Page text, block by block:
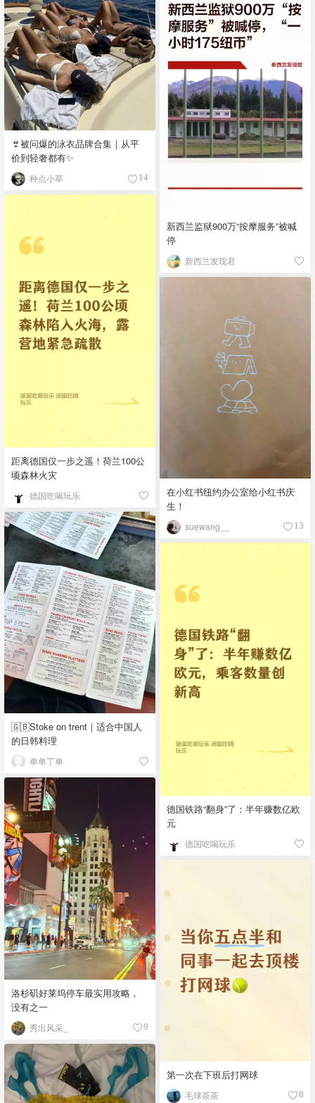
👙被问爆的泳衣品牌合集｜从平
价到轻奢都有✨
种点小草 14
新西兰监狱900万“按摩服务”被喊
停
新西兰发现君
距离德国仅一步之遥！荷兰100公
顷森林火灾
德国吃喝玩乐
在小红书纽约办公室给小红书庆
生！
suewang__ 13
🇬🇧Stoke on trent｜适合中国人
的日韩料理
单单丁单
德国铁路“翻身”了：半年赚数亿欧
元
德国吃喝玩乐
洛杉矶好莱坞停车最实用攻略，
没有之一
秀出风采_ 9
第一次在下班后打网球
毛球茶茶 8